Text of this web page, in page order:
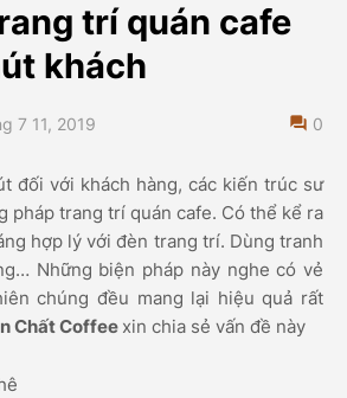
trí quán cafe
khách
7 11, 2019 0
đối với khách hàng, các kiến trúc sư
pháp trang trí quán cafe. Có thể kể ra
hợp lý với đèn trang trí. Dùng tranh
Những biện pháp này nghe có vẻ
chúng đều mang lại hiệu quả rất
Chất Coffee xin chia sẻ vấn đề này